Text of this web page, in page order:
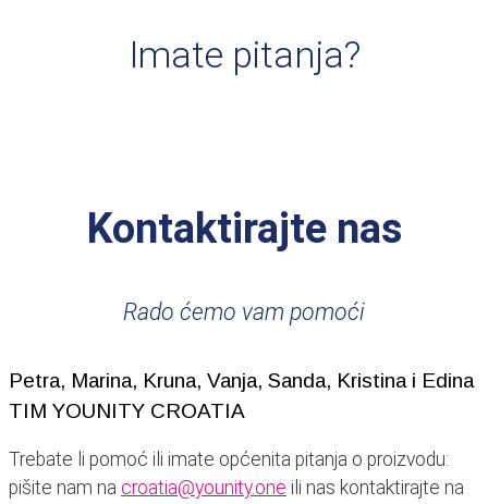
Imate pitanja?
Kontaktirajte nas
Rado ćemo vam pomoći
Petra, Marina, Kruna, Vanja, Sanda, Kristina i Edina
TIM YOUNITY CROATIA
Trebate li pomoć ili imate općenita pitanja o proizvodu:
pišite nam na croatia@younity.one ili nas kontaktirajte na